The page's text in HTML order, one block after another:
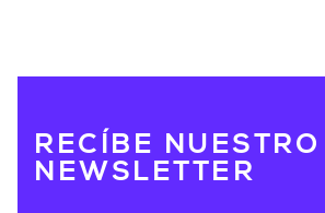
RECÍBE NUESTRO
NEWSLETTER